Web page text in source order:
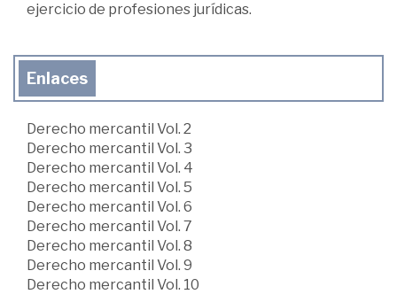
ejercicio de profesiones jurídicas.
Enlaces
Derecho mercantil Vol. 2
Derecho mercantil Vol. 3
Derecho mercantil Vol. 4
Derecho mercantil Vol. 5
Derecho mercantil Vol. 6
Derecho mercantil Vol. 7
Derecho mercantil Vol. 8
Derecho mercantil Vol. 9
Derecho mercantil Vol. 10